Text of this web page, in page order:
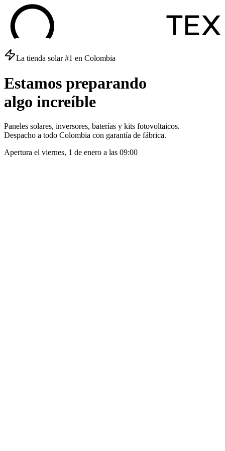
La tienda solar #1 en Colombia
Estamos preparando
algo increíble
Paneles solares, inversores, baterías y kits fotovoltaicos.
Despacho a todo Colombia con garantía de fábrica.
Apertura el viernes, 1 de enero a las 09:00